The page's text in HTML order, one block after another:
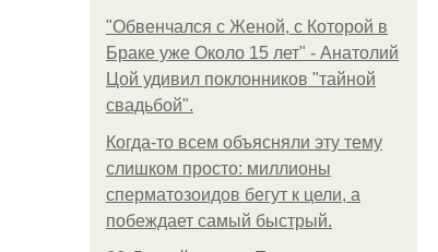
"Обвенчался с Женой, с Которой в
Браке уже Около 15 лет" - Анатолий
Цой удивил поклонников "тайной
свадьбой".
Когда-то всем объясняли эту тему
слишком просто: миллионы
сперматозоидов бегут к цели, а
побеждает самый быстрый.